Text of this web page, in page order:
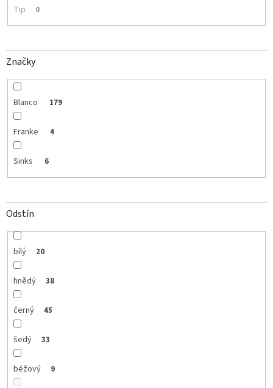
Tip 0
Značky
Blanco 179
Franke 4
Sinks 6
Odstín
bílý 20
hnědý 38
černý 45
šedý 33
béžový 9